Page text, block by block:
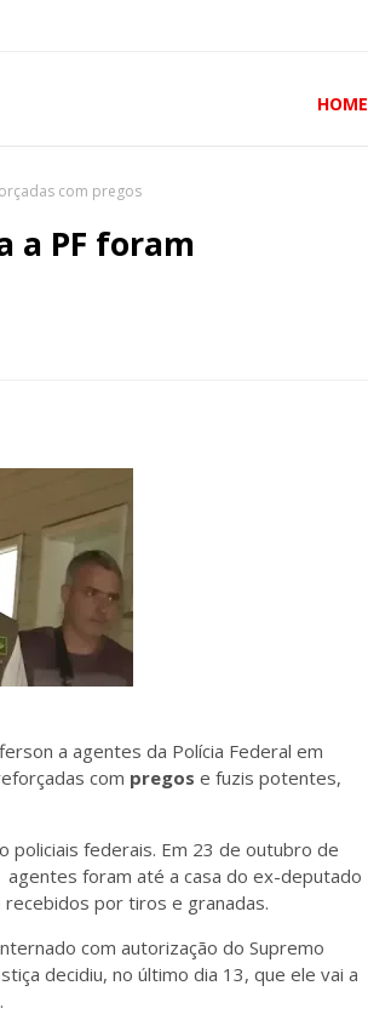
HOME
com pregos
a PF foram
a agentes da Polícia Federal em
com pregos e fuzis potentes,
policiais federais. Em 23 de outubro de
foram até a casa do ex-deputado
por tiros e granadas.
com autorização do Supremo
decidiu, no último dia 13, que ele vai a